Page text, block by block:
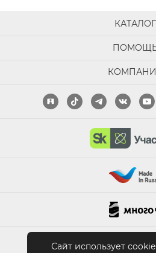
КАТАЛОГ
ПОЛНАЯ
Сайт использует